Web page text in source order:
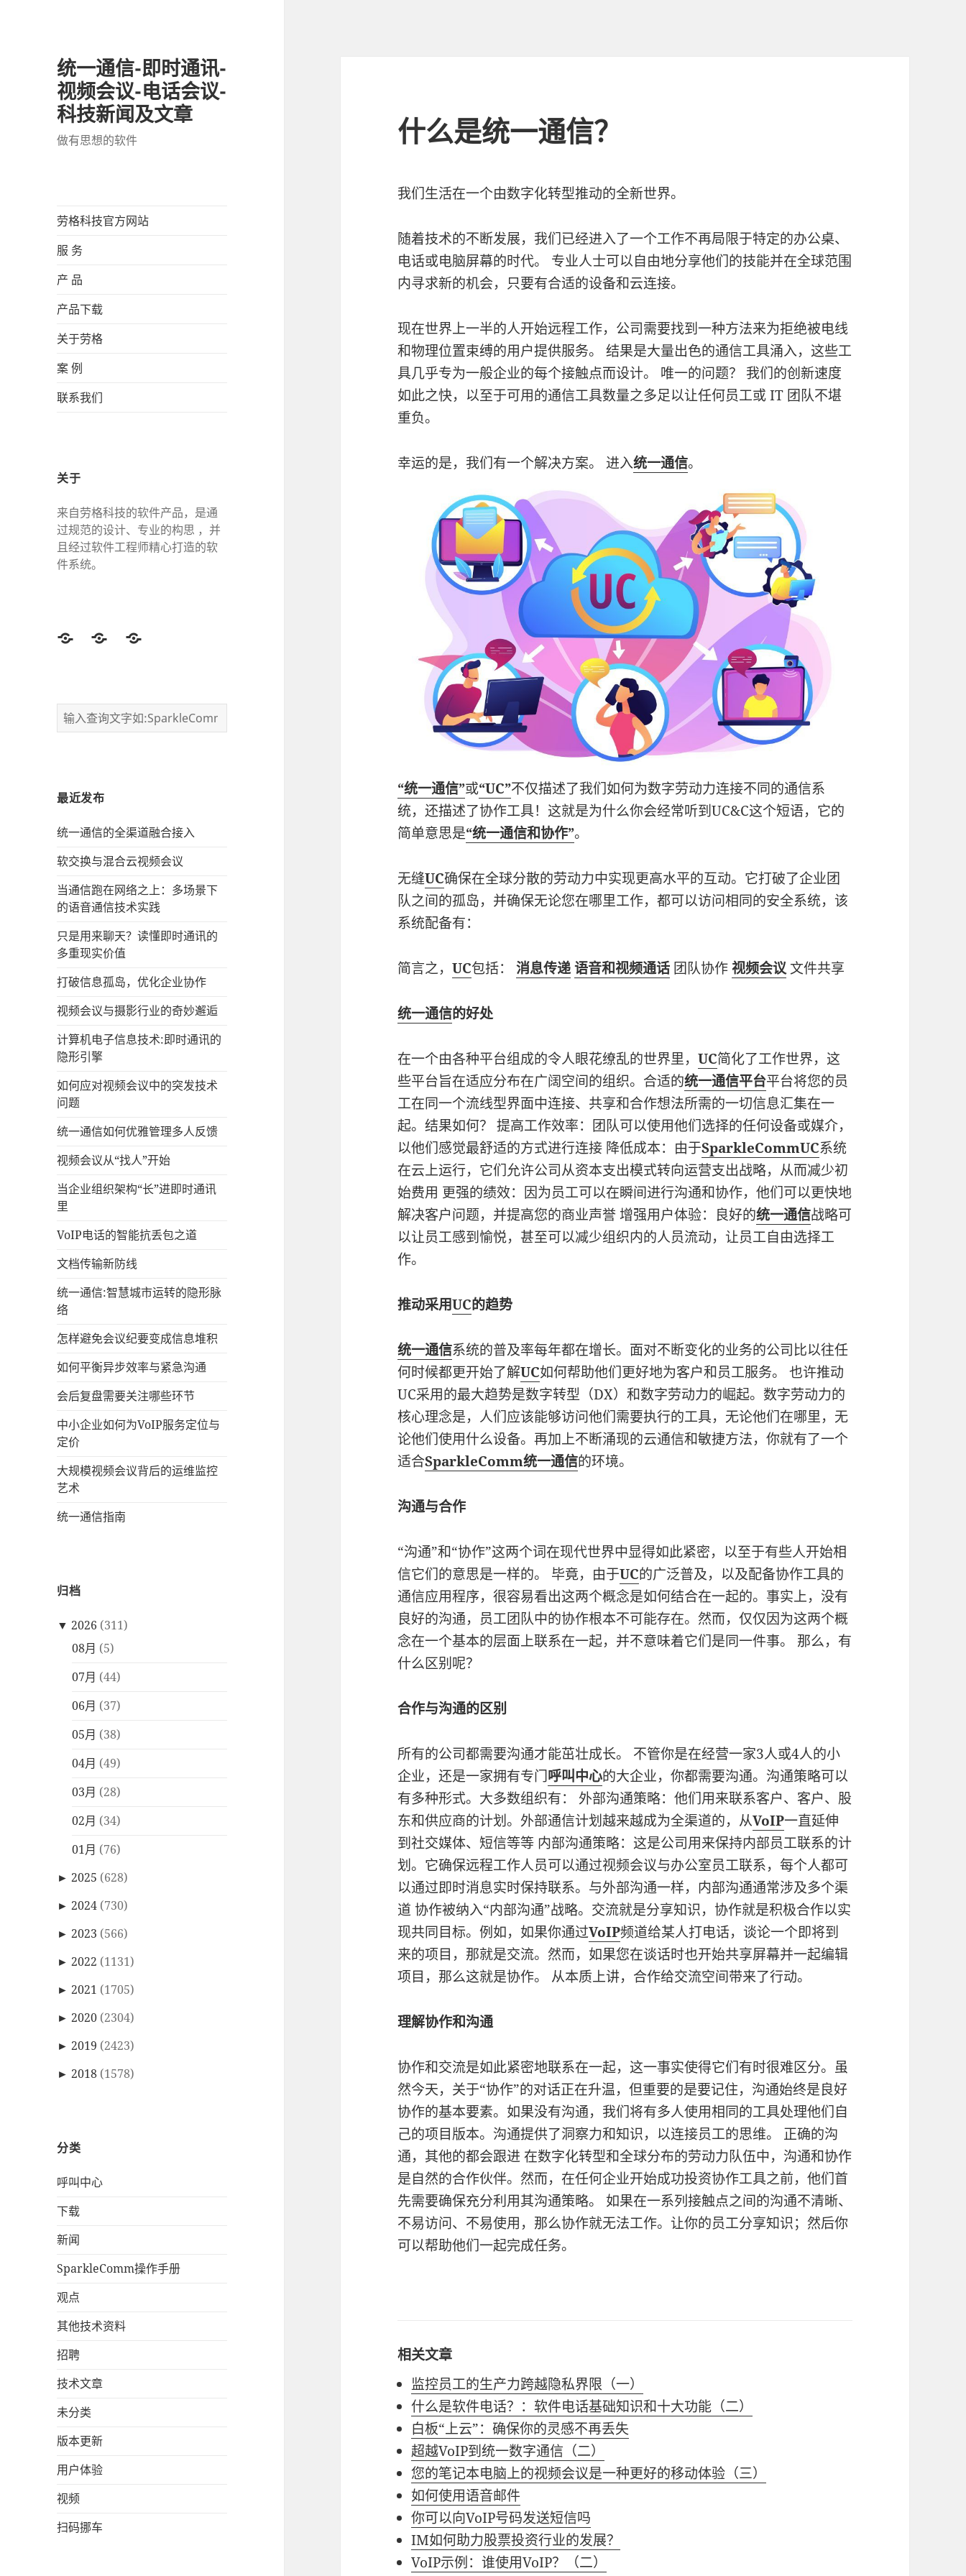
统一通信-即时通讯-
视频会议-电话会议-
科技新闻及文章
做有思想的软件
劳格科技官方网站
服 务
产 品
产品下载
关于劳格
案 例
联系我们
关于
来自劳格科技的软件产品，是通
过规范的设计、专业的构思 ，并
且经过软件工程师精心打造的软
件系统。
TwitterFacebookGoogle
最近发布
统一通信的‌全渠道融合接入
软交换与混合云视频会议
当通信跑在网络之上：多场景下
的语音通信技术实践
只是用来聊天？读懂即时通讯的
多重现实价值
打破信息孤岛，优化企业协作
视频会议与摄影行业的奇妙邂逅
计算机电子信息技术:即时通讯的
隐形引擎
如何应对视频会议中的突发技术
问题
统一通信如何优雅管理多人反馈
视频会议从“找人”开始
当企业组织架构“长”进即时通讯
里
VoIP电话的智能抗丢包之道
文档传输新防线
统一通信:智慧城市运转的隐形脉
络
怎样避免会议纪要变成信息堆积
如何平衡异步效率与紧急沟通
会后复盘需要关注哪些环节
中小企业如何为VoIP服务定位与
定价
大规模视频会议背后的运维监控
艺术
统一通信指南
归档
▼ 2026 (311)
08月 (5)
07月 (44)
06月 (37)
05月 (38)
04月 (49)
03月 (28)
02月 (34)
01月 (76)
► 2025 (628)
► 2024 (730)
► 2023 (566)
► 2022 (1131)
► 2021 (1705)
► 2020 (2304)
► 2019 (2423)
► 2018 (1578)
分类
呼叫中心
下载
新闻
SparkleComm操作手册
观点
其他技术资料
招聘
技术文章
未分类
版本更新
用户体验
视频
扫码挪车
什么是统一通信？
我们生活在一个由数字化转型推动的全新世界。
随着技术的不断发展，我们已经进入了一个工作不再局限于特定的办公桌、
电话或电脑屏幕的时代。 专业人士可以自由地分享他们的技能并在全球范围
内寻求新的机会，只要有合适的设备和云连接。
现在世界上一半的人开始远程工作，公司需要找到一种方法来为拒绝被电线
和物理位置束缚的用户提供服务。 结果是大量出色的通信工具涌入，这些工
具几乎专为一般企业的每个接触点而设计。 唯一的问题？ 我们的创新速度
如此之快，以至于可用的通信工具数量之多足以让任何员工或 IT 团队不堪
重负。
幸运的是，我们有一个解决方案。 进入统一通信。
“统一通信”或“UC”不仅描述了我们如何为数字劳动力连接不同的通信系
统，还描述了协作工具！这就是为什么你会经常听到UC&C这个短语，它的
简单意思是“统一通信和协作”。
无缝UC确保在全球分散的劳动力中实现更高水平的互动。它打破了企业团
队之间的孤岛，并确保无论您在哪里工作，都可以访问相同的安全系统，该
系统配备有：
简言之，UC包括：消息传递语音和视频通话 团队协作视频会议文件共享
统一通信的好处
在一个由各种平台组成的令人眼花缭乱的世界里，UC简化了工作世界，这
些平台旨在适应分布在广阔空间的组织。合适的统一通信平台平台将您的员
工在同一个流线型界面中连接、共享和合作想法所需的一切信息汇集在一
起。结果如何？ 提高工作效率：团队可以使用他们选择的任何设备或媒介，
以他们感觉最舒适的方式进行连接 降低成本：由于SparkleCommUC系统
在云上运行，它们允许公司从资本支出模式转向运营支出战略，从而减少初
始费用 更强的绩效：因为员工可以在瞬间进行沟通和协作，他们可以更快地
解决客户问题，并提高您的商业声誉 增强用户体验：良好的统一通信战略可
以让员工感到愉悦，甚至可以减少组织内的人员流动，让员工自由选择工
作。
推动采用UC的趋势
统一通信系统的普及率每年都在增长。面对不断变化的业务的公司比以往任
何时候都更开始了解UC如何帮助他们更好地为客户和员工服务。 也许推动
UC采用的最大趋势是数字转型（DX）和数字劳动力的崛起。数字劳动力的
核心理念是，人们应该能够访问他们需要执行的工具，无论他们在哪里，无
论他们使用什么设备。再加上不断涌现的云通信和敏捷方法，你就有了一个
适合SparkleComm统一通信的环境。
沟通与合作
“沟通”和“协作”这两个词在现代世界中显得如此紧密，以至于有些人开始相
信它们的意思是一样的。 毕竟，由于UC的广泛普及，以及配备协作工具的
通信应用程序，很容易看出这两个概念是如何结合在一起的。事实上，没有
良好的沟通，员工团队中的协作根本不可能存在。然而，仅仅因为这两个概
念在一个基本的层面上联系在一起，并不意味着它们是同一件事。 那么，有
什么区别呢？
合作与沟通的区别
所有的公司都需要沟通才能茁壮成长。 不管你是在经营一家3人或4人的小
企业，还是一家拥有专门呼叫中心的大企业，你都需要沟通。沟通策略可以
有多种形式。大多数组织有： 外部沟通策略：他们用来联系客户、客户、股
东和供应商的计划。外部通信计划越来越成为全渠道的，从VoIP一直延伸
到社交媒体、短信等等 内部沟通策略：这是公司用来保持内部员工联系的计
划。它确保远程工作人员可以通过视频会议与办公室员工联系，每个人都可
以通过即时消息实时保持联系。与外部沟通一样，内部沟通通常涉及多个渠
道 协作被纳入“内部沟通”战略。交流就是分享知识，协作就是积极合作以实
现共同目标。例如，如果你通过VoIP频道给某人打电话，谈论一个即将到
来的项目，那就是交流。然而，如果您在谈话时也开始共享屏幕并一起编辑
项目，那么这就是协作。 从本质上讲，合作给交流空间带来了行动。
理解协作和沟通
协作和交流是如此紧密地联系在一起，这一事实使得它们有时很难区分。虽
然今天，关于“协作”的对话正在升温，但重要的是要记住，沟通始终是良好
协作的基本要素。如果没有沟通，我们将有多人使用相同的工具处理他们自
己的项目版本。沟通提供了洞察力和知识，以连接员工的思维。 正确的沟
通，其他的都会跟进 在数字化转型和全球分布的劳动力队伍中，沟通和协作
是自然的合作伙伴。然而，在任何企业开始成功投资协作工具之前，他们首
先需要确保充分利用其沟通策略。 如果在一系列接触点之间的沟通不清晰、
不易访问、不易使用，那么协作就无法工作。让你的员工分享知识；然后你
可以帮助他们一起完成任务。
相关文章
监控员工的生产力跨越隐私界限（一）
什么是软件电话？：软件电话基础知识和十大功能（二）
白板“上云”：确保你的灵感不再丢失
超越VoIP到统一数字通信（二）
您的笔记本电脑上的视频会议是一种更好的移动体验（三）
如何使用语音邮件
你可以向VoIP号码发送短信吗
IM如何助力股票投资行业的发展？
VoIP示例：谁使用VoIP？（二）